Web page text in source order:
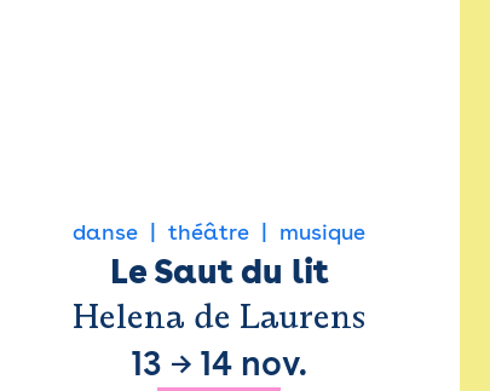
danse théâtre musique
Le Saut du lit
Helena de Laurens
13 → 14 nov.